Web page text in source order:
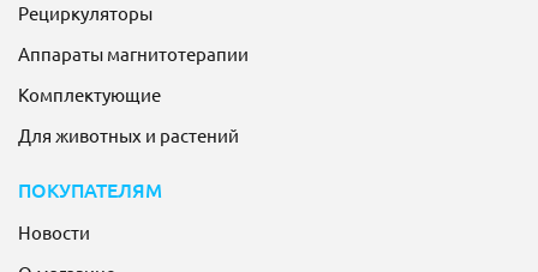
Рециркуляторы
Аппараты магнитотерапии
Комплектующие
Для животных и растений
ПОКУПАТЕЛЯМ
Новости